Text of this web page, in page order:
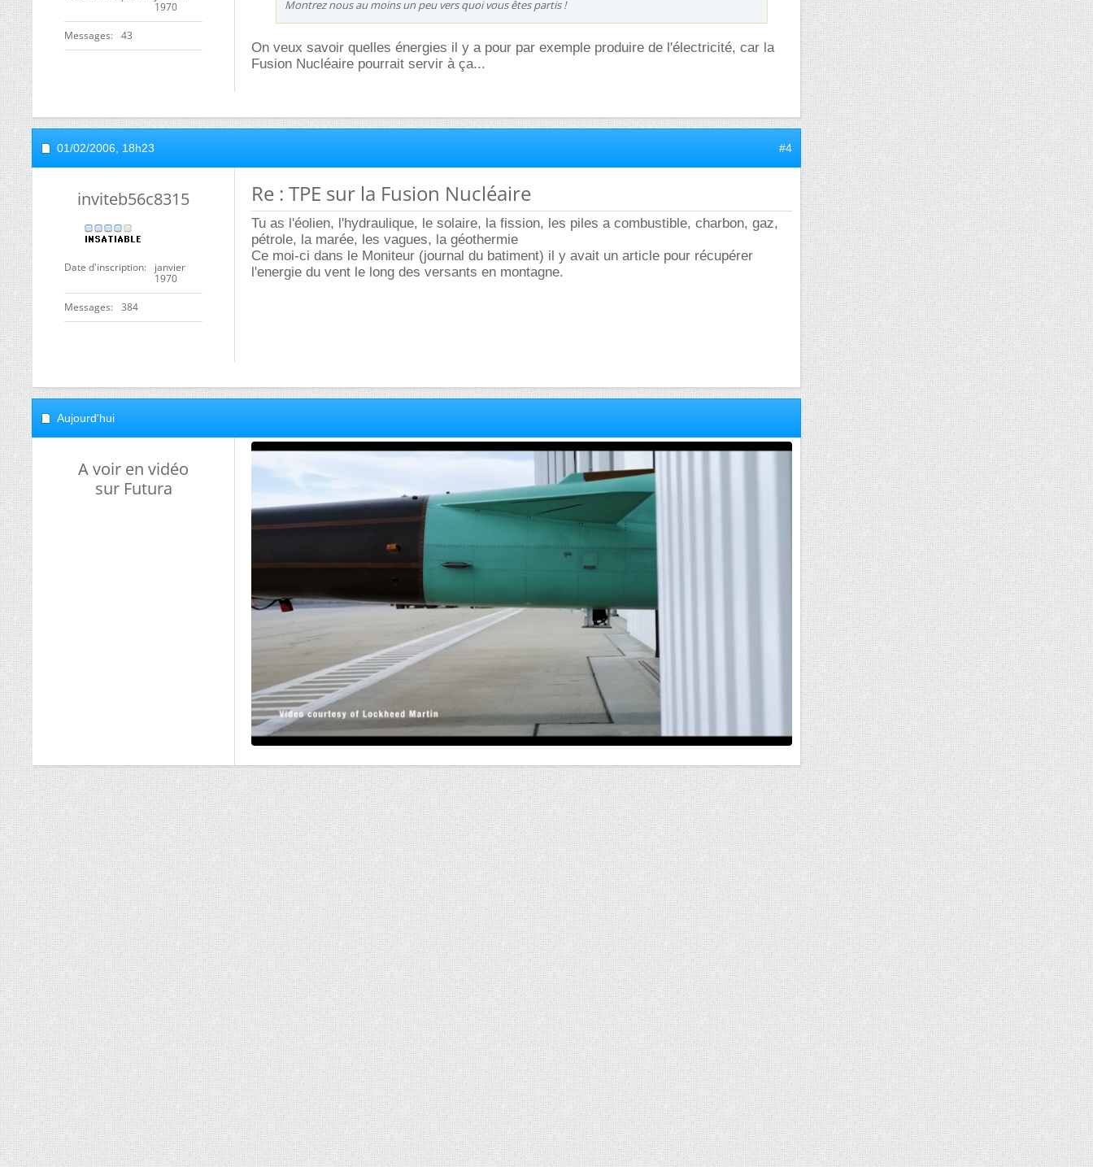
1970
Messages 43
Montrez nous au moins un peu vers quoi vous êtes partis !
On veux savoir quelles énergies il y a pour par exemple produire de l'électricité, car la
Fusion Nucléaire pourrait servir à ça...
01/02/2006, 18h23 #4
inviteb56c8315
Date d'inscription
janvier
1970
Messages 384
Re : TPE sur la Fusion Nucléaire
Tu as l'éolien, l'hydraulique, le solaire, la fission, les piles a combustible, charbon, gaz,
pétrole, la marée, les vagues, la géothermie
Ce moi-ci dans le Moniteur (journal du batiment) il y avait un article pour récupérer
l'energie du vent le long des versants en montagne.
Aujourd'hui
A voir en vidéo
sur Futura